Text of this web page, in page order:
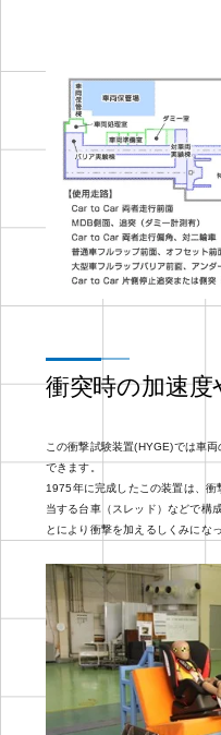
衝突時の加速
この衝撃試験装置(HYGE)では車
できます。
1975年に完成したこの装置は、
当する台車（スレッド）などで構
とにより衝撃を加えるしくみにな